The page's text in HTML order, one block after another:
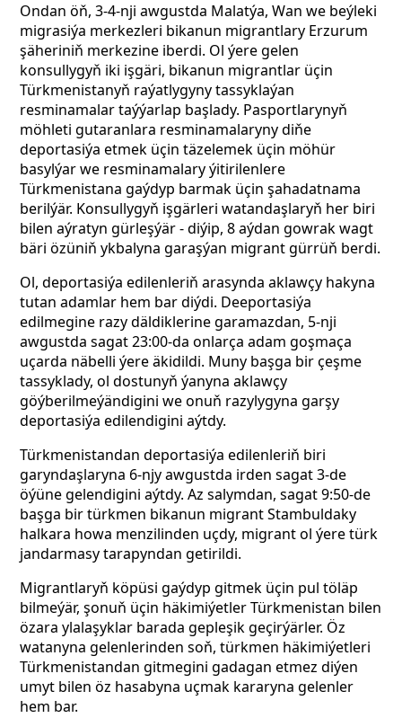
Ondan öň, 3-4-nji awgustda Malatýa, Wan we beýleki
migrasiýa merkezleri bikanun migrantlary Erzurum
şäheriniň merkezine iberdi. Ol ýere gelen
konsullygyň iki işgäri, bikanun migrantlar üçin
Türkmenistanyň raýatlygyny tassyklaýan
resminamalar taýýarlap başlady. Pasportlarynyň
möhleti gutaranlara resminamalaryny diňe
deportasiýa etmek üçin täzelemek üçin möhür
basylýar we resminamalary ýitirilenlere
Türkmenistana gaýdyp barmak üçin şahadatnama
berilýär. Konsullygyň işgärleri watandaşlaryň her biri
bilen aýratyn gürleşýär - diýip, 8 aýdan gowrak wagt
bäri özüniň ykbalyna garaşýan migrant gürrüň berdi.
Ol, deportasiýa edilenleriň arasynda aklawçy hakyna
tutan adamlar hem bar diýdi. Deeportasiýa
edilmegine razy däldiklerine garamazdan, 5-nji
awgustda sagat23:00-da onlarça adam goşmaça
uçarda näbelli ýere äkidildi. Muny başga bir çeşme
tassyklady, ol dostunyň ýanyna aklawçy
göýberilmeýändigini we onuň razylygyna garşy
deportasiýa edilendigini aýtdy.
Türkmenistandan deportasiýa edilenleriň biri
garyndaşlaryna 6-njy awgustda irden sagat 3-de
öýüne gelendigini aýtdy. Az salymdan, sagat 9:50-de
başga bir türkmen bikanun migrant Stambuldaky
halkara howa menzilinden uçdy, migrant ol ýeretürk
jandarmasy tarapyndan getirildi.
Migrantlaryň köpüsi gaýdyp gitmek üçin pul töläp
bilmeýär, şonuň üçin häkimiýetler Türkmenistan bilen
özara ylalaşyklar barada gepleşik geçirýärler. Öz
watanyna gelenlerinden soň, türkmen häkimiýetleri
Türkmenistandan gitmegini gadagan etmez diýen
umyt bilen öz hasabyna uçmak kararyna gelenler
hem bar.